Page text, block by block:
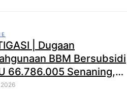
| Dugaan
BBM Bersubsidi
66.786.005 Senaning,
Tutup Mata, BPH